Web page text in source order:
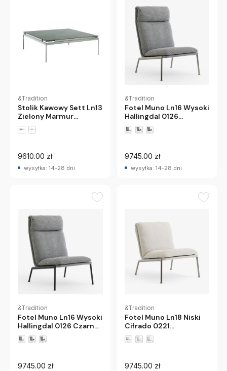
&Tradition
Stolik Kawowy Sett Ln13
Zielony Marmur
Andtradition
9610.00 zł
wysyłka: 14-28 dni
&Tradition
Fotel Muno Ln16 Wysoki
Hallingdal 0126
Chromowane Nogi
Andtradition
9745.00 zł
wysyłka: 14-28 dni
&Tradition
Fotel Muno Ln16 Wysoki
Hallingdal 0126 Czarne
Nogi Andtradition
9745.00 zł
&Tradition
Fotel Muno Ln18 Niski
Cifrado 0221
Chromowane Nogi
Andtradition
9745.00 zł